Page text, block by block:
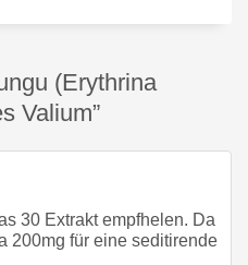
(Erythrina
Valium”
30 Extrakt empfhelen. Da
200mg für eine seditirende